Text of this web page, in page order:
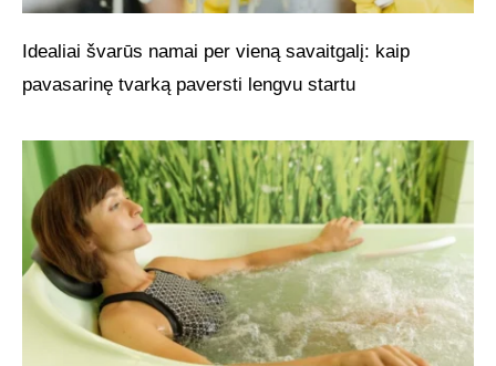
Idealiai švarūs namai per vieną savaitgalį: kaip
pavasarinę tvarką paversti lengvu startu